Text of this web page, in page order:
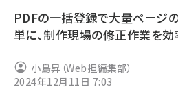
ai (2807)
note (2312)
PDFの一括登録で大量ページ
単に、制作現場の修正作業を
小島昇（Web担編集部）
2024年12月11日 7:03